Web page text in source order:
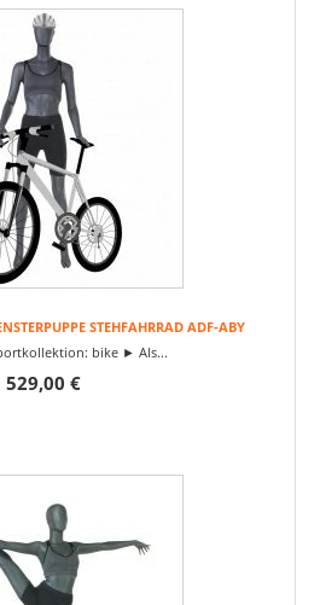
STEHFAHRRAD ADF-ABY
bike ► Als...
529,00 €